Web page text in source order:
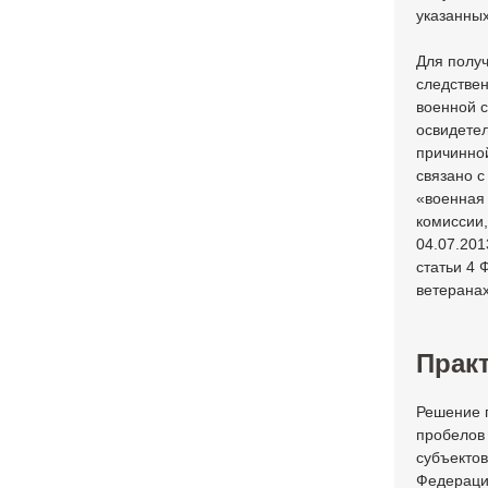
Для
военной
связано
статьи 4
Решение